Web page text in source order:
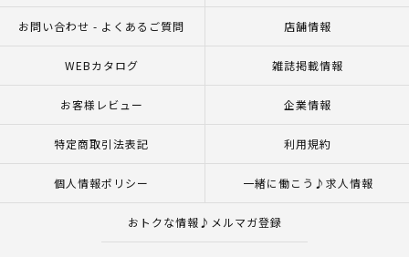
お問い合わせ - よくあるご質問 店舗情報
WEBカタログ 雑誌掲載情報
お客様レビュー 企業情報
特定商取引法表記 利用規約
個人情報ポリシー 一緒に働こう♪求人情報
おトクな情報♪メルマガ登録